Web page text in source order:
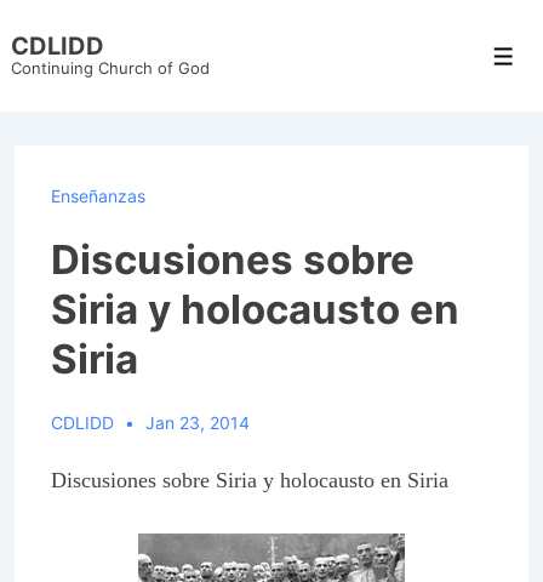
Skip
CDLIDD
Continuing Church of God
Enseñanzas
Discusiones sobre
Siria y holocausto en
Siria
CDLIDD Jan 23, 2014
Discusiones sobre Siria y holocausto en Siria